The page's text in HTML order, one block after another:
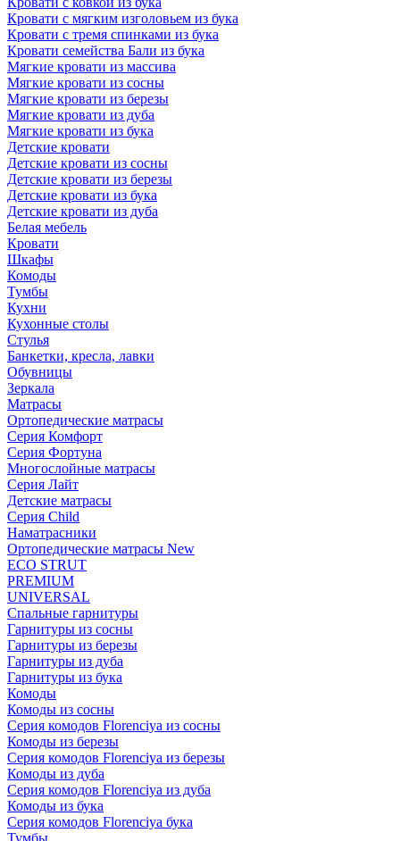
Кровати с мягким изголовьем из бука
Кровати с тремя спинками из бука
Кровати семейства Бали из бука
Мягкие кровати из массива
Мягкие кровати из сосны
Мягкие кровати из березы
Мягкие кровати из дуба
Мягкие кровати из бука
Детские кровати
Детские кровати из сосны
Детские кровати из березы
Детские кровати из бука
Детские кровати из дуба
Белая мебель
Кровати
Шкафы
Комоды
Тумбы
Кухни
Кухонные столы
Стулья
Банкетки, кресла, лавки
Обувницы
Зеркала
Матрасы
Ортопедические матрасы
Серия Комфорт
Серия Фортуна
Многослойные матрасы
Серия Лайт
Детские матрасы
Серия Child
Наматрасники
Ортопедические матрасы New
ECO STRUT
PREMIUM
UNIVERSAL
Спальные гарнитуры
Гарнитуры из сосны
Гарнитуры из березы
Гарнитуры из дуба
Гарнитуры из бука
Комоды
Комоды из сосны
Серия комодов Florenciya из сосны
Комоды из березы
Серия комодов Florenciya из березы
Комоды из дуба
Серия комодов Florenciya из дуба
Комоды из бука
Серия комодов Florenciya бука
Тумбы